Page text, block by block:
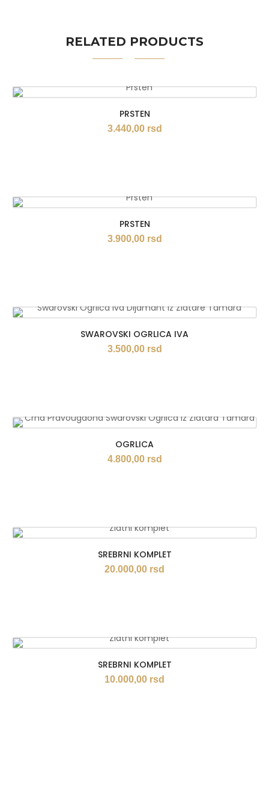
RELATED PRODUCTS
PRSTEN
3.440,00 rsd
PRSTEN
3.900,00 rsd
SWAROVSKI OGRLICA IVA
3.500,00 rsd
OGRLICA
4.800,00 rsd
SREBRNI KOMPLET
20.000,00 rsd
SREBRNI KOMPLET
10.000,00 rsd